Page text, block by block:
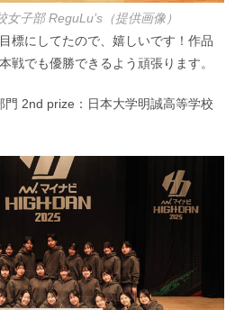
女子部 ReguLu’s（提供画像）
標にしてたので、嬉しいです！作品
戦でも優勝できるよう頑張ります。
門 2nd prize：日本大学明誠高等学校